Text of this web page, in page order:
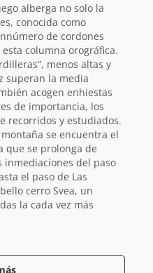
alberga no solo la
conocida como
de cordones
columna orográfica.
menos altas y
superan la media
acogen enhiestas
de importancia, los
recorridos y estudiados.
se encuentra el
que se prolonga de
inmediaciones del paso
el paso de Las
cerro Svea, un
la cada vez más
junto a Percy Quensel,